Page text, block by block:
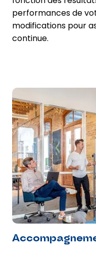
performances de
modifications pour
continue.